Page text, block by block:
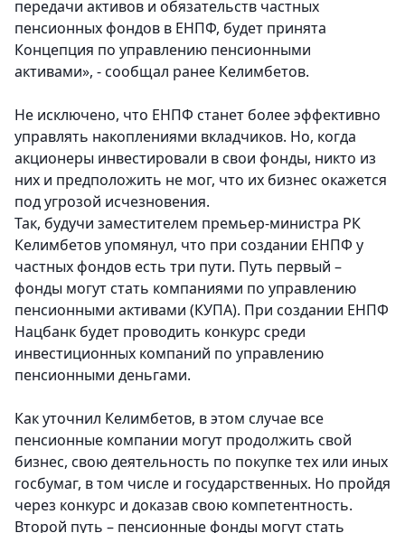
передачи активов и обязательств частных
пенсионных фондов в ЕНПФ, будет принята
Концепция по управлению пенсионными
активами», - сообщал ранее Келимбетов.
Не исключено, что ЕНПФ станет более эффективно
управлять накоплениями вкладчиков. Но, когда
акционеры инвестировали в свои фонды, никто из
них и предположить не мог, что их бизнес окажется
под угрозой исчезновения.
Так, будучи заместителем премьер-министра РК
Келимбетов упомянул, что при создании ЕНПФ у
частных фондов есть три пути. Путь первый –
фонды могут стать компаниями по управлению
пенсионными активами (КУПА). При создании ЕНПФ
Нацбанк будет проводить конкурс среди
инвестиционных компаний по управлению
пенсионными деньгами.
Как уточнил Келимбетов, в этом случае все
пенсионные компании могут продолжить свой
бизнес, свою деятельность по покупке тех или иных
госбумаг, в том числе и государственных. Но пройдя
через конкурс и доказав свою компетентность.
Второй путь – пенсионные фонды могут стать